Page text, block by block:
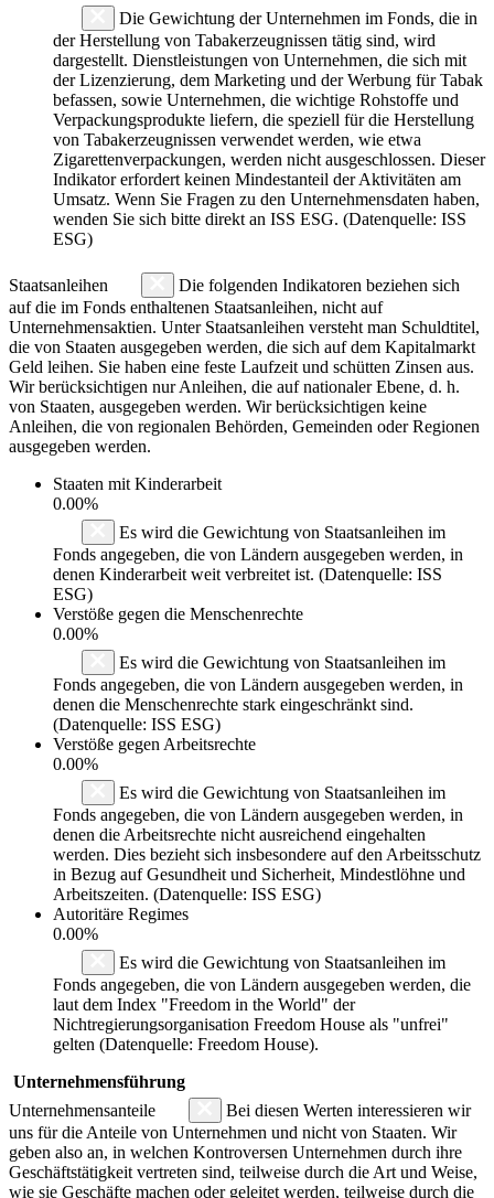
Die Gewichtung der Unternehmen im Fonds, die in
der Herstellung von Tabakerzeugnissen tätig sind, wird
dargestellt. Dienstleistungen von Unternehmen, die sich mit
der Lizenzierung, dem Marketing und der Werbung für Tabak
befassen, sowie Unternehmen, die wichtige Rohstoffe und
Verpackungsprodukte liefern, die speziell für die Herstellung
von Tabakerzeugnissen verwendet werden, wie etwa
Zigarettenverpackungen, werden nicht ausgeschlossen. Dieser
Indikator erfordert keinen Mindestanteil der Aktivitäten am
Umsatz. Wenn Sie Fragen zu den Unternehmensdaten haben,
wenden Sie sich bitte direkt an ISS ESG. (Datenquelle: ISS
ESG)
Staatsanleihen
Die folgenden Indikatoren beziehen sich
auf die im Fonds enthaltenen Staatsanleihen, nicht auf
Unternehmensaktien. Unter Staatsanleihen versteht man Schuldtitel,
die von Staaten ausgegeben werden, die sich auf dem Kapitalmarkt
Geld leihen. Sie haben eine feste Laufzeit und schütten Zinsen aus.
Wir berücksichtigen nur Anleihen, die auf nationaler Ebene, d. h.
von Staaten, ausgegeben werden. Wir berücksichtigen keine
Anleihen, die von regionalen Behörden, Gemeinden oder Regionen
ausgegeben werden.
Staaten mit Kinderarbeit
0.00%
Es wird die Gewichtung von Staatsanleihen im
Fonds angegeben, die von Ländern ausgegeben werden, in
denen Kinderarbeit weit verbreitet ist. (Datenquelle: ISS
ESG)
Verstöße gegen die Menschenrechte
0.00%
Es wird die Gewichtung von Staatsanleihen im
Fonds angegeben, die von Ländern ausgegeben werden, in
denen die Menschenrechte stark eingeschränkt sind.
(Datenquelle: ISS ESG)
Verstöße gegen Arbeitsrechte
0.00%
Es wird die Gewichtung von Staatsanleihen im
Fonds angegeben, die von Ländern ausgegeben werden, in
denen die Arbeitsrechte nicht ausreichend eingehalten
werden. Dies bezieht sich insbesondere auf den Arbeitsschutz
in Bezug auf Gesundheit und Sicherheit, Mindestlöhne und
Arbeitszeiten. (Datenquelle: ISS ESG)
Autoritäre Regimes
0.00%
Es wird die Gewichtung von Staatsanleihen im
Fonds angegeben, die von Ländern ausgegeben werden, die
laut dem Index "Freedom in the World" der
Nichtregierungsorganisation Freedom House als "unfrei"
gelten (Datenquelle: Freedom House).
Unternehmensführung
Unternehmensanteile
Bei diesen Werten interessieren wir
uns für die Anteile von Unternehmen und nicht von Staaten. Wir
geben also an, in welchen Kontroversen Unternehmen durch ihre
Geschäftstätigkeit vertreten sind, teilweise durch die Art und Weise,
wie sie Geschäfte machen oder geleitet werden, teilweise durch die